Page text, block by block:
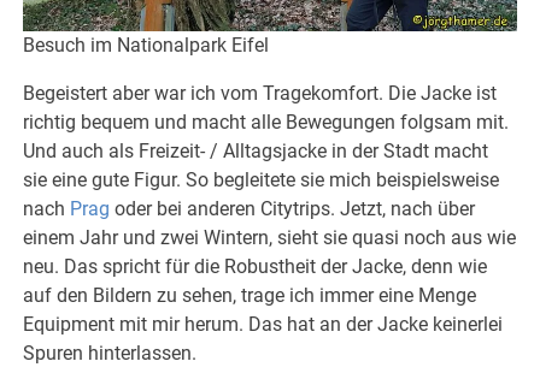
Besuch im Nationalpark Eifel
Begeistert aber war ich vom Tragekomfort. Die Jacke ist
richtig bequem und macht alle Bewegungen folgsam mit.
Und auch als Freizeit- / Alltagsjacke in der Stadt macht
sie eine gute Figur. So begleitete sie mich beispielsweise
nach Prag oder bei anderen Citytrips. Jetzt, nach über
einem Jahr und zwei Wintern, sieht sie quasi noch aus wie
neu. Das spricht für die Robustheit der Jacke, denn wie
auf den Bildern zu sehen, trage ich immer eine Menge
Equipment mit mir herum. Das hat an der Jacke keinerlei
Spuren hinterlassen.